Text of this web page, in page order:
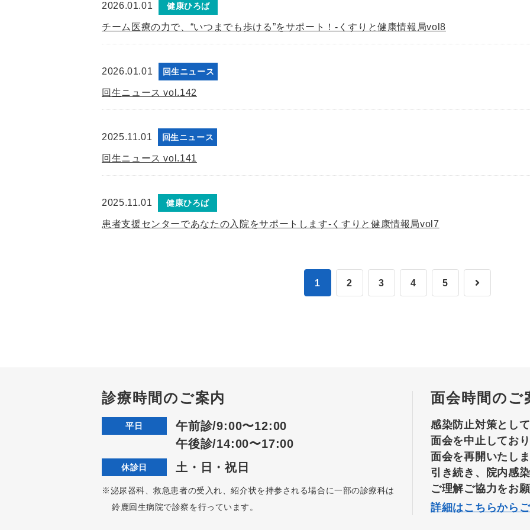
2026.01.01 健康ひろば
チーム医療の力で、“いつまでも歩ける”をサポート！-くすりと健康情報局vol8
2026.01.01 回生ニュース
回生ニュース vol.142
2025.11.01 回生ニュース
回生ニュース vol.141
2025.11.01 健康ひろば
患者支援センターであなたの入院をサポートします-くすりと健康情報局vol7
1 2 3 4 5
診療時間のご案内
平日
午前診/9:00〜12:00
午後診/14:00〜17:00
休診日 土・日・祝日
※泌尿器科、救急患者の受入れ、紹介状を持参される場合に一部の診療科は
鈴鹿回生病院で診察を行っています。
面会時間のご
感染防止対策とし
面会を中止しており
面会を再開いたしま
引き続き、院内感
ご理解ご協力をお
詳細はこちらから